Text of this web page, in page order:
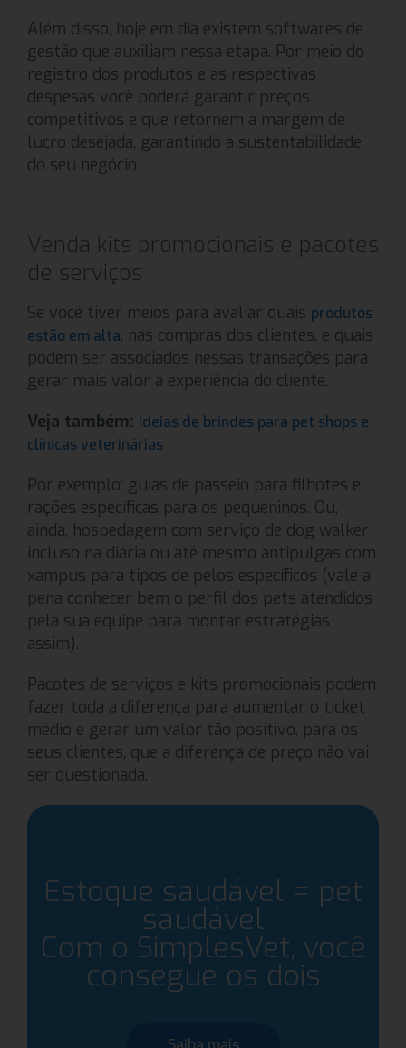
Além disso, hoje em dia existem softwares de
gestão que auxiliam nessa etapa. Por meio do
registro dos produtos e as respectivas
despesas você poderá garantir preços
competitivos e que retornem a margem de
lucro desejada, garantindo a sustentabilidade
do seu negócio.
Venda kits promocionais e pacotes
de serviços
Se você tiver meios para avaliar quais produtos
estão em alta, nas compras dos clientes, e quais
podem ser associados nessas transações para
gerar mais valor à experiência do cliente.
Veja também: ideias de brindes para pet shops e
clínicas veterinárias
Por exemplo: guias de passeio para filhotes e
rações específicas para os pequeninos. Ou,
ainda, hospedagem com serviço de dog walker
incluso na diária ou até mesmo antipulgas com
xampus para tipos de pelos específicos (vale a
pena conhecer bem o perfil dos pets atendidos
pela sua equipe para montar estratégias
assim).
Pacotes de serviços e kits promocionais podem
fazer toda a diferença para aumentar o ticket
médio e gerar um valor tão positivo, para os
seus clientes, que a diferença de preço não vai
ser questionada.
Estoque saudável = pet
saudável
Com o SimplesVet, você
consegue os dois